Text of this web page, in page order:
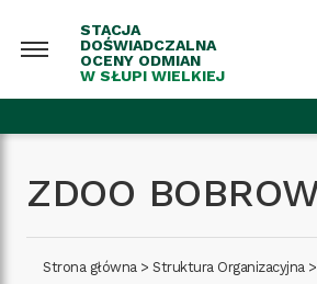
STACJA
DOŚWIADCZALNA
OCENY ODMIAN
W SŁUPI WIELKIEJ
ZDOO
Strona główna> Struktura Organizacyjna>